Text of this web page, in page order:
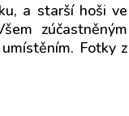
a starší hoši ve
zúčastněným
Fotky z